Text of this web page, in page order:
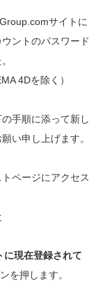
サイトに
ントのパスワード
4Dを除く）
手順に添って新し
い申し上げます。
ページにアクセス
現在登録されて
を押します。